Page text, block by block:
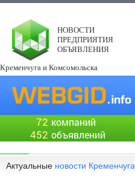
НОВОСТИ
ПРЕДПРИЯТИЯ
ОБЪЯВЛЕНИЯ
Кременчуга и Комсомольска
72 компаний
452 объявлений
Актуальные новости Кременчуга